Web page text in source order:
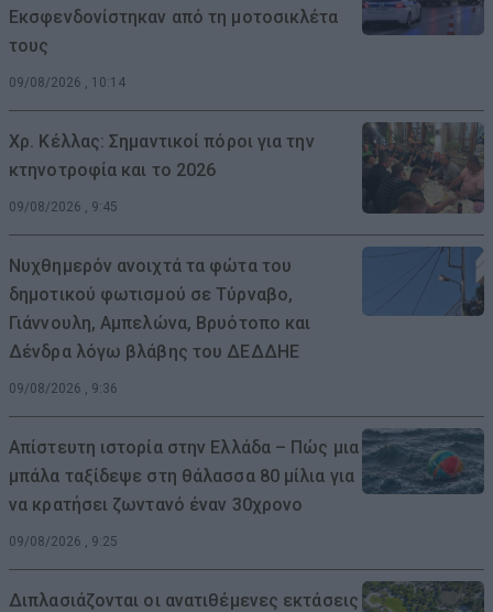
Εκσφενδονίστηκαν από τη μοτοσικλέτα
τους
09/08/2026 , 10:14
Χρ. Κέλλας: Σημαντικοί πόροι για την
κτηνοτροφία και το 2026
09/08/2026 , 9:45
Νυχθημερόν ανοιχτά τα φώτα του
δημοτικού φωτισμού σε Τύρναβο,
Γιάννουλη, Αμπελώνα, Βρυότοπο και
Δένδρα λόγω βλάβης του ΔΕΔΔΗΕ
09/08/2026 , 9:36
Απίστευτη ιστορία στην Ελλάδα – Πώς μια
μπάλα ταξίδεψε στη θάλασσα 80 μίλια για
να κρατήσει ζωντανό έναν 30χρονο
09/08/2026 , 9:25
Διπλασιάζονται οι ανατιθέμενες εκτάσεις